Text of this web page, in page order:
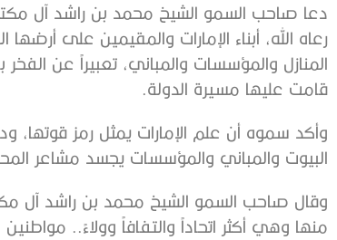
دعا صاحب السمو الشيخ محمد بن راشد آل
رعاه الله، أبناء الإمارات والمقيمين على
المنازل والمؤسسات والمباني، تعبيراً عن الفخر
قامت عليها مسيرة الدولة.
وأكد سموه أن علم الإمارات يمثل رمز قوتها،
البيوت والمباني والمؤسسات يجسد مشاعر
وقال صاحب السمو الشيخ محمد بن راشد آل
منها وهي أكثر اتحاداً والتفافاً وولاءً..